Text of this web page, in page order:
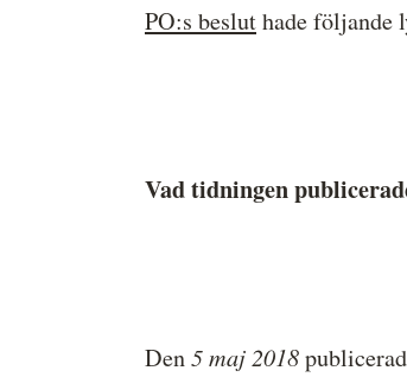
PO:s besluthade följande
Vad tidningen
Den5 maj 2018